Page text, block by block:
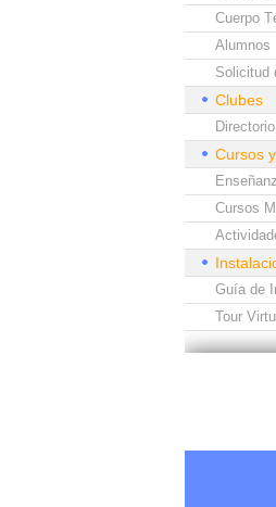
Cuerpo
Alumnos
Solicitud
Clubes
Directorio
Cursos
Cursos
Guía de
Tour